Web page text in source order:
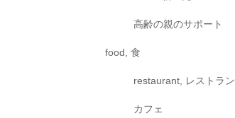
高齢の親のサポート
food, 食
restaurant, レストラン
カフェ